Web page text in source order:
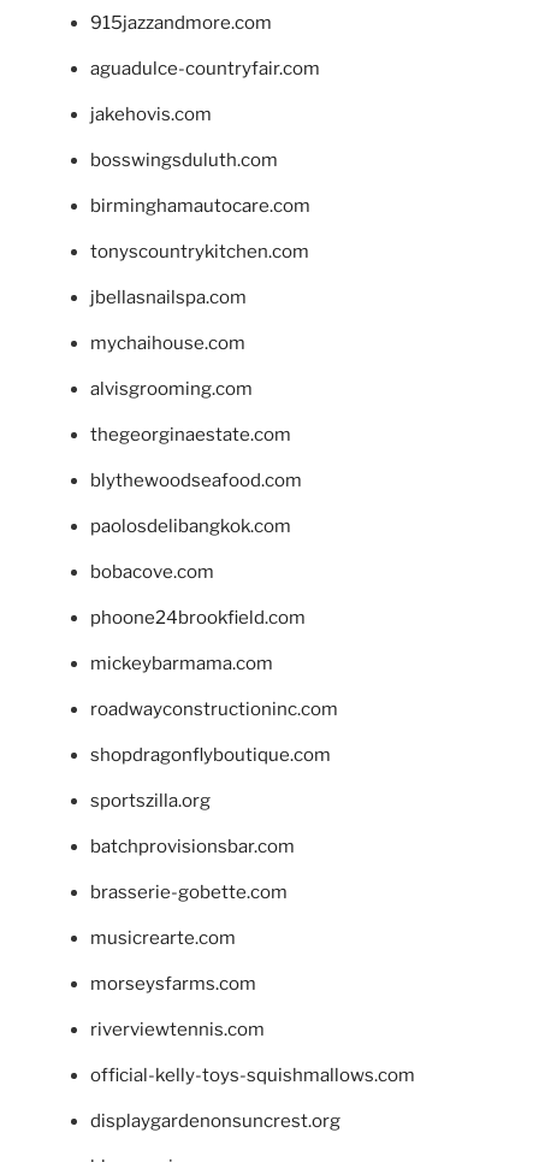
915jazzandmore.com
aguadulce-countryfair.com
jakehovis.com
bosswingsduluth.com
birminghamautocare.com
tonyscountrykitchen.com
jbellasnailspa.com
mychaihouse.com
alvisgrooming.com
thegeorginaestate.com
blythewoodseafood.com
paolosdelibangkok.com
bobacove.com
phoone24brookfield.com
mickeybarmama.com
roadwayconstructioninc.com
shopdragonflyboutique.com
sportszilla.org
batchprovisionsbar.com
brasserie-gobette.com
musicrearte.com
morseysfarms.com
riverviewtennis.com
official-kelly-toys-squishmallows.com
displaygardenonsuncrest.org